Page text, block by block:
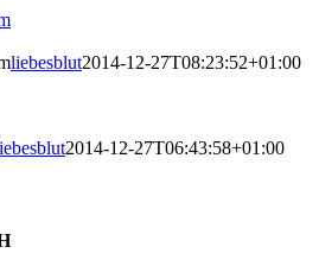
liebesblut2014-12-27T08:23:52+01:00
2014-12-27T06:43:58+01:00